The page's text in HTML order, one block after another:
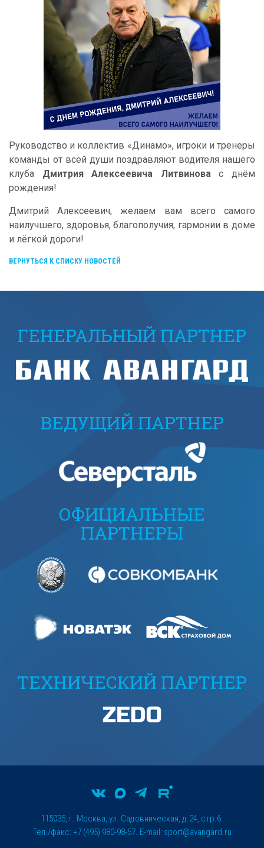
Руководство и коллектив «Динамо», игроки и тренеры
команды от всей души поздравляют водителя нашего
клуба Дмитрия Алексеевича Литвиновас днём
рождения!
Дмитрий Алексеевич, желаем вам всего самого
наилучшего, здоровья, благополучия, гармонии в доме
и лёгкой дороги!
ВЕРНУТЬСЯ К СПИСКУ НОВОСТЕЙ
ГЕНЕРАЛЬНЫЙ ПАРТНЕР
ВЕДУЩИЙ ПАРТНЕР
ОФИЦИАЛЬНЫЕ
ПАРТНЕРЫ
ТЕХНИЧЕСКИЙ ПАРТНЕР
115035, г. Москва, ул. Садовническая, д.24, стр.6.
Тел./факс: +7 (495) 980-98-57. E-mail: sport@avangard.ru